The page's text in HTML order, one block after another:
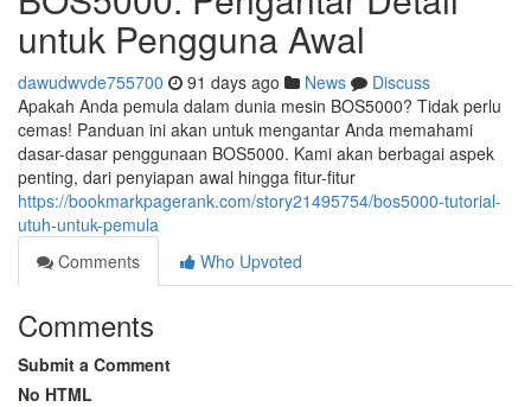
untuk Pengguna Awal
dawudwvde755700 91 days ago News
Discuss
Apakah Anda pemula dalam dunia mesin BOS5000? Tidak perlu
cemas! Panduan ini akan untuk mengantar Anda memahami
dasar-dasar penggunaan BOS5000. Kami akan berbagai aspek
penting, dari penyiapan awal hingga fitur-fitur
https://bookmarkpagerank.com/story21495754/bos5000-tutorial-
utuh-untuk-pemula
Comments
Who Upvoted
Comments
Submit a Comment
No HTML